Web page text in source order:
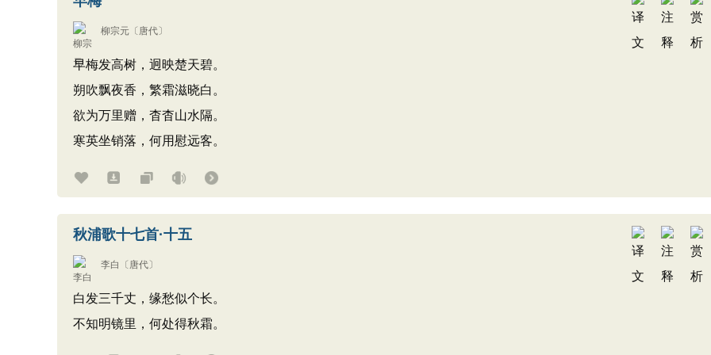
柳宗元 〔唐代〕
早梅发高树，迥映楚天碧。
朔吹飘夜香，繁霜滋晓白。
欲为万里赠，杳杳山水隔。
寒英坐销落，何用慰远客。
秋浦歌十七首·十五
李白 〔唐代〕
白发三千丈，缘愁似个长。
不知明镜里，何处得秋霜。